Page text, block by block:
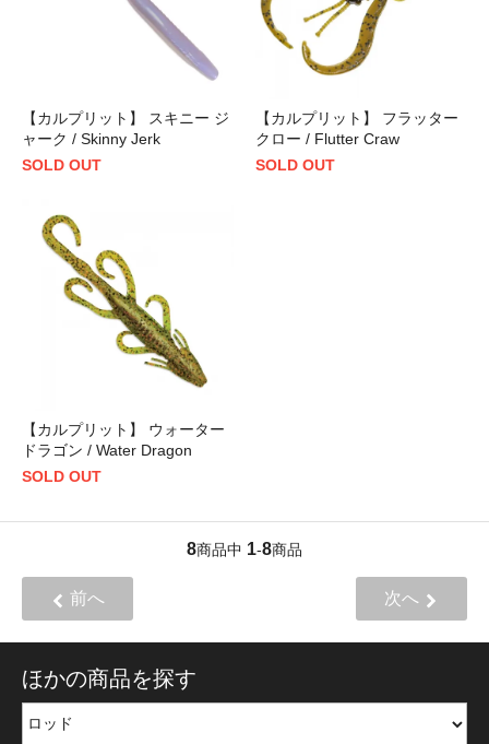
【カルプリット】 スキニー ジ
ャーク / Skinny Jerk
SOLD OUT
【カルプリット】 フラッター
クロー / Flutter Craw
SOLD OUT
【カルプリット】 ウォーター
ドラゴン / Water Dragon
SOLD OUT
8商品中 1-8商品
前へ 次へ
ほかの商品を探す